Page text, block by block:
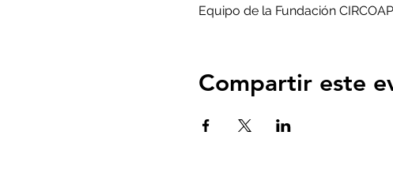
Equipo de la Fundación CIRCOAP
Compartir este